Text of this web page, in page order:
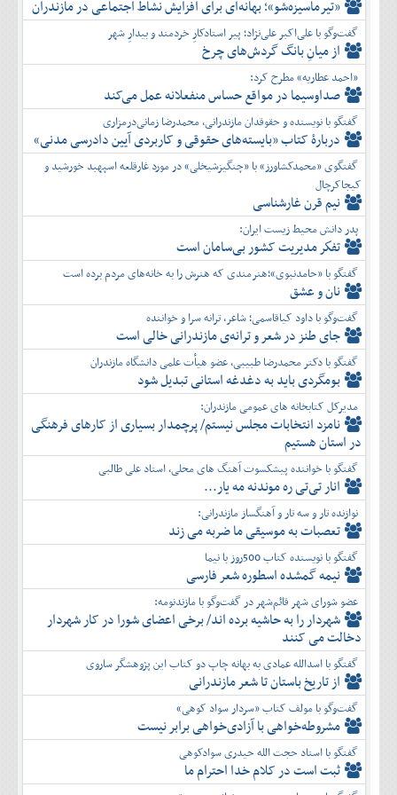
بهمن
اسفند
«تیرماسیزه‌شو»؛ بهانه‌ای برای افزایش نشاط اجتماعی در مازندران
گفت‌وگو با علی‌اکبر علی‌نژاد؛ پیر استادکارِ خردمند و بیدارِ شهر
از میانِ بانگ گردش‌های چرخ
«احمد عطاریه» مطرح کرد:
صداوسیما در مواقع حساس منفعلانه عمل می‌کند
گفتگو با نویسنده و حقوقدان مازندرانی، محمدرضا زمانی‌درمزاری
دربارۀ کتاب ”بایسته‌های حقوقی و کاربردی آیین دادرسی مدنی»
گفتگوی «محمدکشاورز» با «چنگیزشیخلی» در مورد غارقلعه اسپهبد خورشید و
کیجاکرچال
نیم قرن غارشناسی
پدر دانش محیط زیست ایران:
تفكر مديريت کشور بی‌سامان است
گفتگو با «حامدنبوی»؛هنرمندی که هنرش را به خانه‌های مردم برده است
نان و عشق
گفت‌وگو با داود کیاقاسمی؛ شاعر، ترانه سرا و خواننده
جای طنز در شعر و ترانه‌ی مازندرانی خالی است
گفتگو با دکتر محمدرضا طبیبی، عضو هیأت علمی دانشگاه مازندران
بومگردی باید به دغدغه استانی تبدیل شود
مدیرکل کتابخانه های عمومی مازندران:
نامزد انتخابات مجلس نیستم/ پرچمدار بسیاری از کارهای فرهنگی
در استان هستیم
گفتگو با خواننده پیشکسوت آهنگ های محلی، استاد علی طالبی
انار تی‌تی ره موندنه مه یار...
نوازنده تار و سه تار و آهنگساز مازندرانی:
تعصبات به موسیقی ما ضربه می زند
گفتگو با نویسنده کتاب 500روز با نیما
نیمه گمشده اسطوره شعر فارسی
عضو شورای شهر قائم‌شهر در گفت‌و‌گو با مازندنومه:
شهردار را به حاشیه برده اند/ برخی اعضای شورا در کار شهردار
دخالت می کنند
گفتگو با اسدالله عمادی به بهانه چاپ دو کتاب این پژوهشگر ساروی
از تاریخ باستان تا شعر مازندرانی
گفت‌وگو با مولف کتاب «سردار سواد کوهی»
مشروطه‌خواهی با آزادی‌خواهی برابر نیست
گفتگو با استاد حجت الله حیدری سوادکوهی
ثبت است در کلام خدا احترام ما